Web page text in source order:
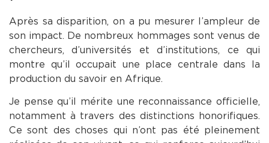
Après sa disparition, on a pu mesurer l’ampleur de
son impact. De nombreux hommages sont venus de
chercheurs, d’universités et d’institutions, ce qui
montre qu’il occupait une place centrale dans la
production du savoir en Afrique.
Je pense qu’il mérite une reconnaissance officielle,
notamment à travers des distinctions honorifiques.
Ce sont des choses qui n’ont pas été pleinement